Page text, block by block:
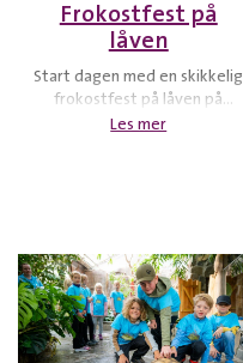
Frokostfest på
låven
Start dagen med en skikkelig
frokostfest på låven på
KuToppen. Møt Klara og
Les mer